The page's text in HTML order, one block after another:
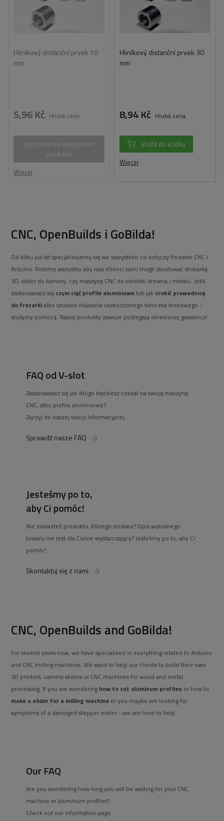
Hliníkový distanční prvek 10
mm
5,96 Kč Hrubá cena
Upozornit na dostupnost
produktů
Więcej
Hliníkový distanční prvek 30
mm
8,94 Kč Hrubá cena
Vložit do košíku
Więcej
CNC, OpenBuilds i GoBilda!
Od kilku już lat specjalizujemy się we wszystkim co dotyczy frezarek CNC i
Arduino. Robimy wszystko aby nasi Klienci sami mogli zbudować drukarkę
3D, slider do kamery, czy maszynę CNC do obróbki drewna i metalu. Jeśli
zastanawiasz się czym ciąć profile aluminiowe lub jak zrobić prowadnicę
do frezarkialbo szukasz objawów uszkodzonego silniczka krokowego -
służymy pomocą. Nasze produkty zawsze podlegają określonej gwarancji!
FAQ od V-slot
Zastanawiasz się jak długo będziesz czekał na swoją maszynę
CNC, albo profile aluminiowe?
Zajrzyj do naszej sekcji informacyjnej.
Sprawdź nasze FAQ
Jesteśmy po to,
aby Ci pomóc!
Nie znalazłeś produktu, którego szukasz? Opis wybranego
towaru nie jest dla Ciebie wystarczający? Jesteśmy po to, aby Ci
pomóc!
Skontaktuj się z nami
CNC, OpenBuilds and GoBilda!
For several years now, we have specialized in everything related to Arduino
and CNC milling machines. We want to help our clients to build their own
3D printers, camera sliders or CNC machines for wood and metal
processing. If you are wondering how to cut aluminum profiles or how to
make a slider for a milling machine or you maybe are looking for
symptoms of a damaged stepper motor - we are here to help.
Our FAQ
Are you wondering how long you will be waiting for your CNC
machine or aluminum profiles?
Check out our information page.